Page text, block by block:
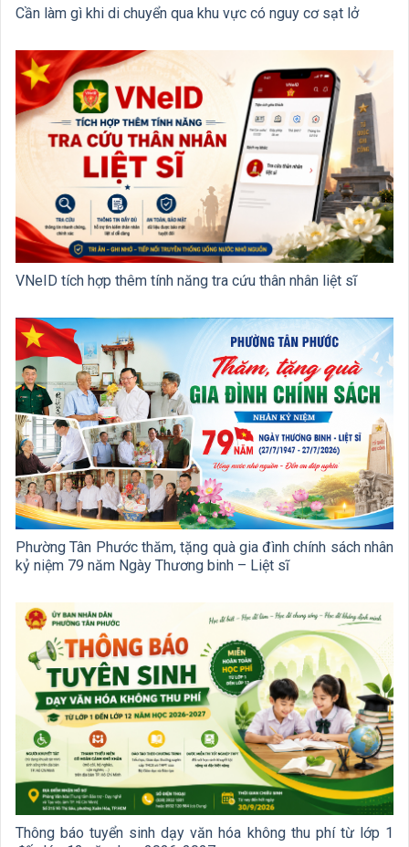
Cần làm gì khi di chuyển qua khu vực có nguy cơ sạt lở
VNeID tích hợp thêm tính năng tra cứu thân nhân liệt sĩ
Phường Tân Phước thăm, tặng quà gia đình chính sách nhân
kỷ niệm 79 năm Ngày Thương binh – Liệt sĩ
Thông báo tuyển sinh dạy văn hóa không thu phí từ lớp 1